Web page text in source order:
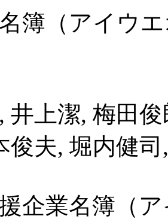
簿（アイウ
井上潔, 梅田
俊夫, 堀内健
企業名簿（